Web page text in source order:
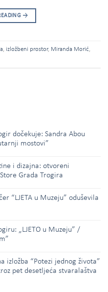
→
, izložbeni prostor, Miranda Morić,
dočekuje: Sandra Abou
mostovi”
i dizajna: otvoreni
Grada Trogira
“LJETA u Muzeju” oduševila
„LJETO u Muzeju” /
izložba “Potezi jednog života”
pet desetljeća stvaralaštva